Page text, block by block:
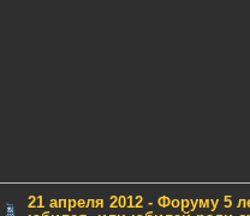
21 апреля 2012 - Форуму 5